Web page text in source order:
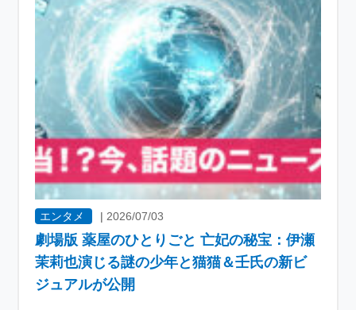
エンタメ | 2026/07/03
劇場版 薬屋のひとりごと 亡妃の秘宝：伊瀬
茉莉也演じる謎の少年と猫猫＆壬氏の新ビ
ジュアルが公開